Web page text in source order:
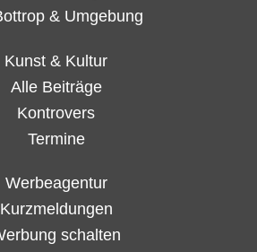
& Umgebung
Kunst & Kultur
Alle Beiträge
Kontrovers
Termine
Werbeagentur
Kurzmeldungen
schalten